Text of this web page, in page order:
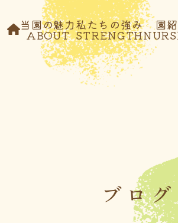
当園の魅力
ABOUT
私たちの強み
STRENGTH
園
ブロ